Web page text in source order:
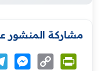
مشاركة المنشور
TelegramMessenger
Copy
Link